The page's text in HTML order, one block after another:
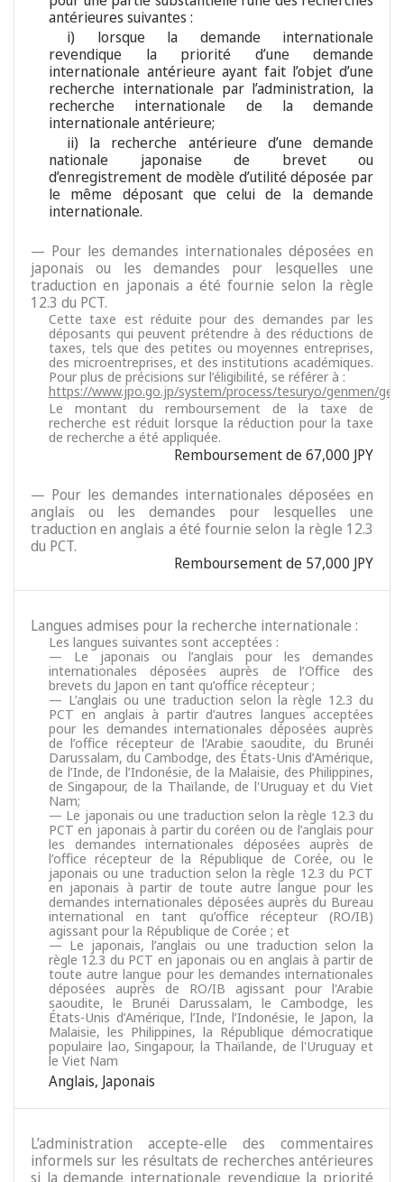
antérieures suivantes :
i) lorsque la demande internationale
revendique la priorité d’une demande
internationale antérieure ayant fait l’objet d’une
recherche internationale par l’administration, la
recherche internationale de la demande
internationale antérieure;
ii) la recherche antérieure d’une demande
nationale japonaise de brevet ou
d’enregistrement de modèle d’utilité déposée par
le même déposant que celui de la demande
internationale.
— Pour les demandes internationales déposées en
japonais ou les demandes pour lesquelles une
traduction en japonais a été fournie selon la règle
12.3 du PCT.
Cette taxe est réduite pour des demandes par les
déposants qui peuvent prétendre à des réductions de
taxes, tels que des petites ou moyennes entreprises,
des microentreprises, et des institutions académiques.
Pour plus de précisions sur l’éligibilité, se référer à :
https://www.jpo.go.jp/system/process/tesuryo/genmen/
Le montant du remboursement de la taxe de
recherche est réduit lorsque la réduction pour la taxe
de recherche a été appliquée.
Remboursement de 67,000 JPY
— Pour les demandes internationales déposées en
anglais ou les demandes pour lesquelles une
traduction en anglais a été fournie selon la règle 12.3
du PCT.
Remboursement de 57,000 JPY
Langues admises pour la recherche internationale :
Les langues suivantes sont acceptées :
— Le japonais ou l’anglais pour les demandes
internationales déposées auprès de l’Office des
brevets du Japon en tant qu’office récepteur ;
— L’anglais ou une traduction selon la règle 12.3 du
PCT en anglais à partir d’autres langues acceptées
pour les demandes internationales déposées auprès
de l’office récepteur de l'Arabie saoudite, du Brunéi
Darussalam, du Cambodge, des États-Unis d’Amérique,
de l’Inde, de l’Indonésie, de la Malaisie, des Philippines,
de Singapour, de la Thaïlande, de l'Uruguay et du Viet
Nam;
— Le japonais ou une traduction selon la règle 12.3 du
PCT en japonais à partir du coréen ou de l’anglais pour
les demandes internationales déposées auprès de
l’office récepteur de la République de Corée, ou le
japonais ou une traduction selon la règle 12.3 du PCT
en japonais à partir de toute autre langue pour les
demandes internationales déposées auprès du Bureau
international en tant qu’office récepteur (RO/IB)
agissant pour la République de Corée ; et
— Le japonais, l’anglais ou une traduction selon la
règle 12.3 du PCT en japonais ou en anglais à partir de
toute autre langue pour les demandes internationales
déposées auprès de RO/IB agissant pour l'Arabie
saoudite, le Brunéi Darussalam, le Cambodge, les
États-Unis d’Amérique, l’Inde, l’Indonésie, le Japon, la
Malaisie, les Philippines, la République démocratique
populaire lao, Singapour, la Thaïlande, de l'Uruguay et
le Viet Nam
Anglais, Japonais
L’administration accepte-elle des commentaires
informels sur les résultats de recherches antérieures
si la demande internationale revendique la priorité